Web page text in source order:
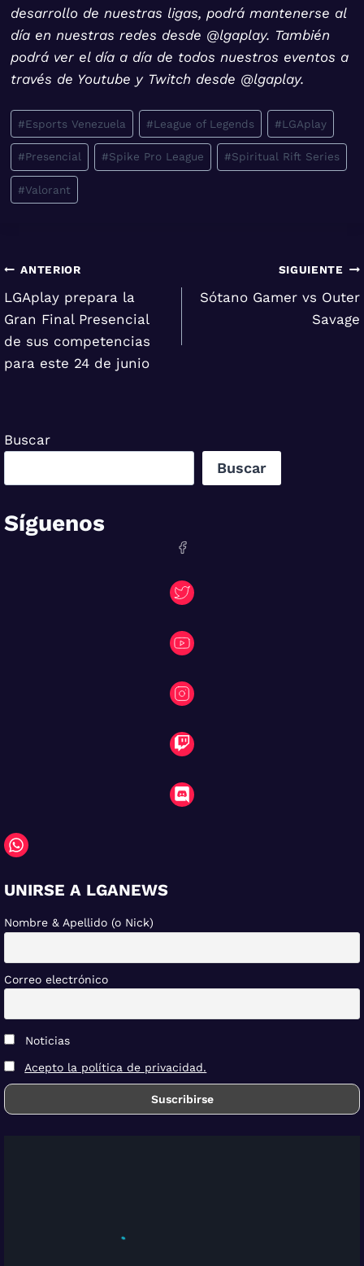
desarrollo de nuestras ligas, podrá mantenerse al
día en nuestras redes desde @lgaplay. También
podrá ver el día a día de todos nuestros eventos a
través de Youtube y Twitch desde @lgaplay.
Etiquetas
de
la
entrada:
#Esports Venezuela #League of Legends #LGAplay
#Presencial #Spike Pro League #Spiritual Rift Series
#Valorant
Navegación
de
entradas
ANTERIOR
LGAplay prepara la
Gran Final Presencial
de sus competencias
para este 24 de junio
SIGUIENTE
Sótano Gamer vs Outer
Savage
Buscar
Buscar
Síguenos
UNIRSE A LGANEWS
Nombre & Apellido (o Nick)
Correo electrónico
Noticias
Acepto la política de privacidad.